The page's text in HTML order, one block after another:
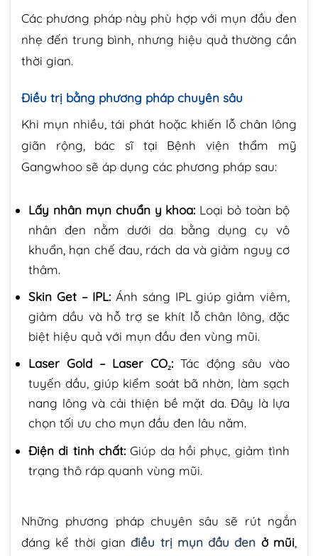
Các phương pháp này phù hợp với mụn đầu đen
nhẹ đến trung bình, nhưng hiệu quả thường cần
thời gian.
Điều trị bằng phương pháp chuyên sâu
Khi mụn nhiều, tái phát hoặc khiến lỗ chân lông
giãn rộng, bác sĩ tại Bệnh viện thẩm mỹ
Gangwhoo sẽ áp dụng các phương pháp sau:
Lấy nhân mụn chuẩn y khoa: Loại bỏ toàn bộ
nhân đen nằm dưới da bằng dụng cụ vô
khuẩn, hạn chế đau, rách da và giảm nguy cơ
thâm.
Skin Get – IPL:Ánh sáng IPL giúp giảm viêm,
giảm dầu và hỗ trợ se khít lỗ chân lông, đặc
biệt hiệu quả với mụn đầu đen vùng mũi.
Laser Gold – Laser CO₂: Tác động sâu vào
tuyến dầu, giúp kiểm soát bã nhờn, làm sạch
nang lông và cải thiện bề mặt da. Đây là lựa
chọn tối ưu cho mụn đầu đen lâu năm.
Điện di tinh chất:Giúp da hồi phục, giảm tình
trạng thô ráp quanh vùng mũi.
Những phương pháp chuyên sâu sẽ rút ngắn
đáng kể thời gianđiều trị mụn đầu đen ở mũi